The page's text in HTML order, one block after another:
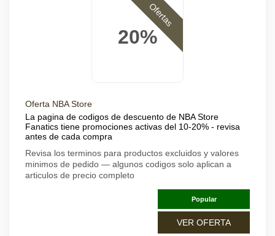
20%
Ofertas
Oferta NBA Store
La pagina de codigos de descuento de NBA Store
Fanatics tiene promociones activas del 10-20% - revisa
antes de cada compra
Revisa los terminos para productos excluidos y valores
minimos de pedido — algunos codigos solo aplican a
articulos de precio completo
Popular
VER OFERTA